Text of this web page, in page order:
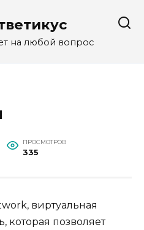
на любой вопрос
ПРОСМОТРОВ
335
виртуальная
которая позволяет